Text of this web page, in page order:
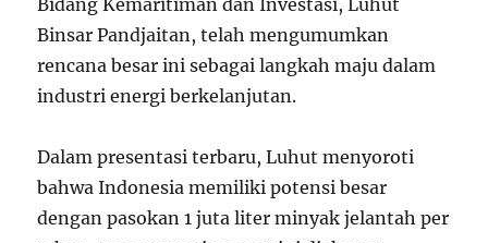
Bidang Kemaritiman dan Investasi, Luhut
Binsar Pandjaitan, telah mengumumkan
rencana besar ini sebagai langkah maju dalam
industri energi berkelanjutan.
Dalam presentasi terbaru, Luhut menyoroti
bahwa Indonesia memiliki potensi besar
dengan pasokan 1 juta liter minyak jelantah per